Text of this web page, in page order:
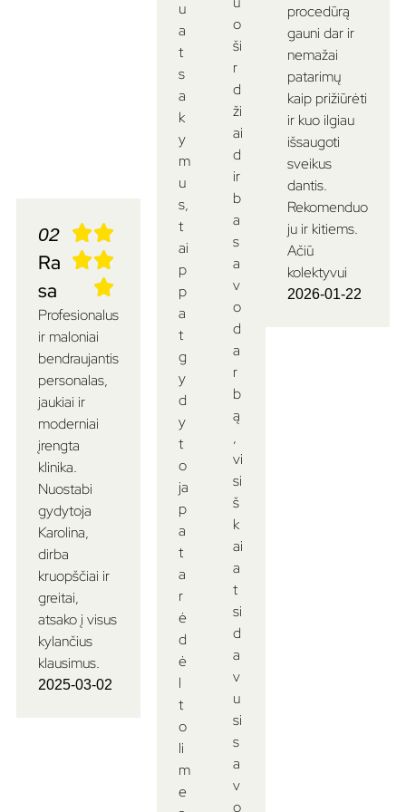
02
Ra
sa
Profesionalus
ir maloniai
bendraujantis
personalas,
jaukiai ir
moderniai
įrengta
klinika.
Nuostabi
gydytoja
Karolina,
dirba
kruopščiai ir
greitai,
atsako į visus
kylančius
klausimus.
2025-03-02
o
ši
r
d
ži
ai
d
ir
b
a
s
a
v
o
d
a
r
b
ą
,
vi
si
š
k
ai
a
t
si
d
a
v
u
si
s
a
v
o
u
a
t
s
a
k
y
m
u
s,
t
ai
p
p
a
t
g
y
d
y
t
o
ja
p
a
t
a
r
ė
d
ė
l
t
o
li
m
e
procedūrą
gauni dar ir
nemažai
patarimų
kaip prižiūrėti
ir kuo ilgiau
išsaugoti
sveikus
dantis.
Rekomenduo
ju ir kitiems.
Ačiū
kolektyvui
2026-01-22